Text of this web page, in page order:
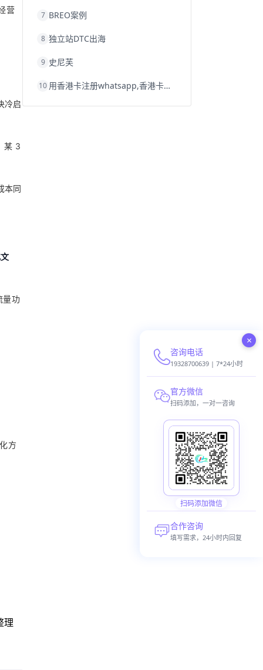
营
冷启
某 3
本同
量功
方
理
7 BREO案例
8 独立站DTC出海
9 史尼芙
10 用香港卡注册whatsapp,香港卡不能注册whatsapp
×
咨询电话
19328700639 | 7*24小时
官方微信
扫码添加，一对一咨询
扫码添加微信
合作咨询
填写需求，24小时内回复